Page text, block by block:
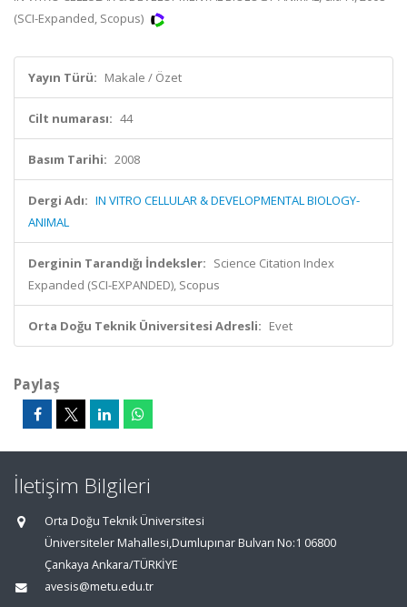
(SCI-Expanded, Scopus)
Yayın Türü: Makale / Özet
Cilt numarası: 44
Basım Tarihi: 2008
Dergi Adı: IN VITRO CELLULAR & DEVELOPMENTAL BIOLOGY-
ANIMAL
Derginin Tarandığı İndeksler: Science Citation Index
Expanded (SCI-EXPANDED), Scopus
Orta Doğu Teknik Üniversitesi Adresli: Evet
Paylaş
İletişim Bilgileri
Orta Doğu Teknik Üniversitesi
Üniversiteler Mahallesi,Dumlupınar Bulvarı No:1 06800
Çankaya Ankara/TÜRKİYE
avesis@metu.edu.tr